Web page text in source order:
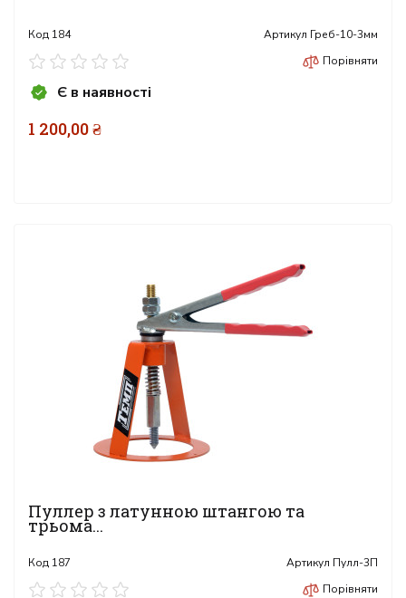
Код 184 Артикул Греб-10-3мм
Порівняти
Є в наявності
1 200,00 ₴
Пуллер з латунною штангою та
трьома...
Код 187 Артикул Пулл-3П
Порівняти